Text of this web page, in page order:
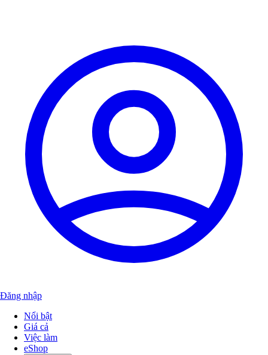
Đăng nhập
Nổi bật
Giá cả
Việc làm
eShop